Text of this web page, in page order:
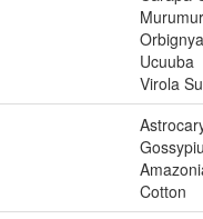
Ucuuba
Virola
Cotton